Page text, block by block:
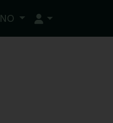
NO